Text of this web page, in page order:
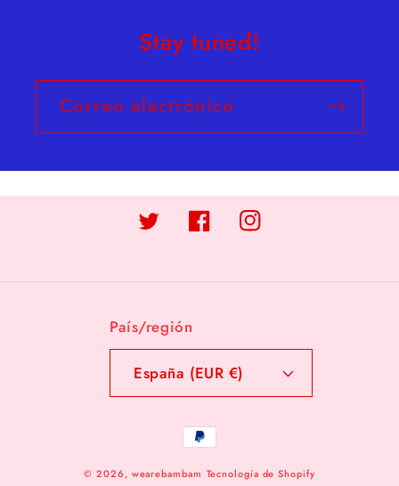
Stay tuned!
Correo electrónico
TwitterFacebookInstagram
País/región
España (EUR €)
Formas
de
© 2026, wearebambam Tecnología de Shopify